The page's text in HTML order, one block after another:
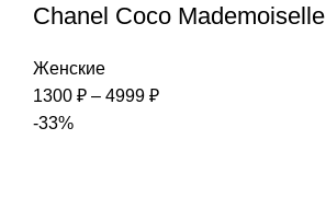
Chanel Coco Mademoiselle
Женские
1300 ₽ – 4999 ₽Диапазон
-33%